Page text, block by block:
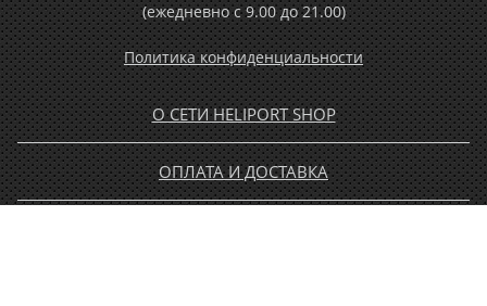
(ежедневно c 9.00 до 21.00)
Политика конфиденциальности
О СЕТИ HELIPORT SHOP
ОПЛАТА И ДОСТАВКА